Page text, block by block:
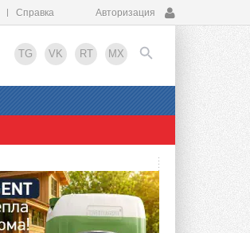
Справка Авторизация
TG VK RT MX
EN